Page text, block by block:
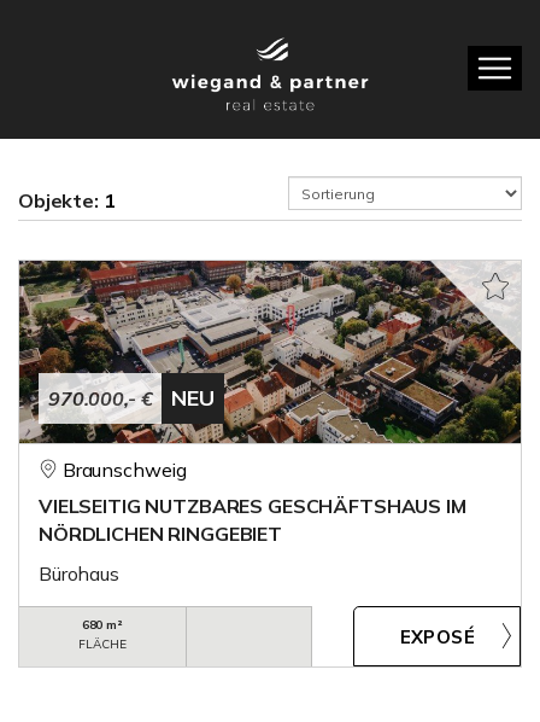
Objekte: 1
970.000,- € NEU
Braunschweig
VIELSEITIG NUTZBARES GESCHÄFTSHAUS IM
NÖRDLICHEN RINGGEBIET
Bürohaus
680 m²
FLÄCHE